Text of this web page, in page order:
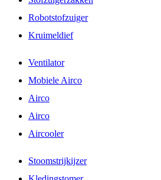
Robotstofzuiger
Kruimeldief
Ventilator
Mobiele Airco
Airco
Airco
Aircooler
Stoomstrijkijzer